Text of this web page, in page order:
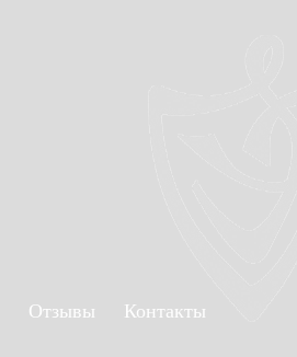
Отзывы Контакты